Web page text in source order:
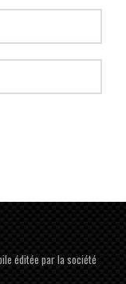
éditée par la société